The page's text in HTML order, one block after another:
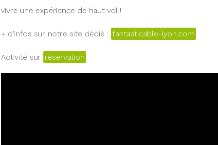
vivre une expérience de haut vol !
+ d'infos sur notre site dédié : fantasticable-lyon.com
Activité sur réservation